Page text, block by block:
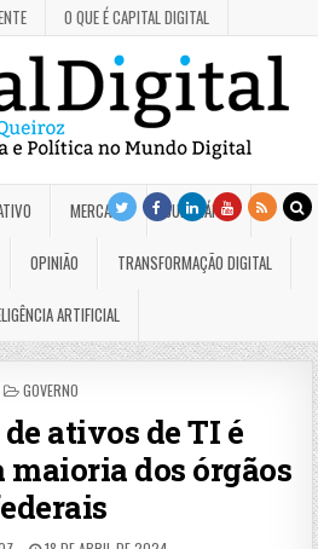
O QUE É CAPITAL DIGITAL
MERCADO JUDICIÁRIO
OPINIÃO TRANSFORMAÇÃO DIGITAL
ARTIFICIAL
POSTED
GOVERNO
ativos de TI é
dos órgãos